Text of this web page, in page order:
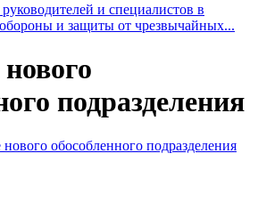
и специалистов в
и защиты от чрезвычайных...
подразделения
обособленного подразделения